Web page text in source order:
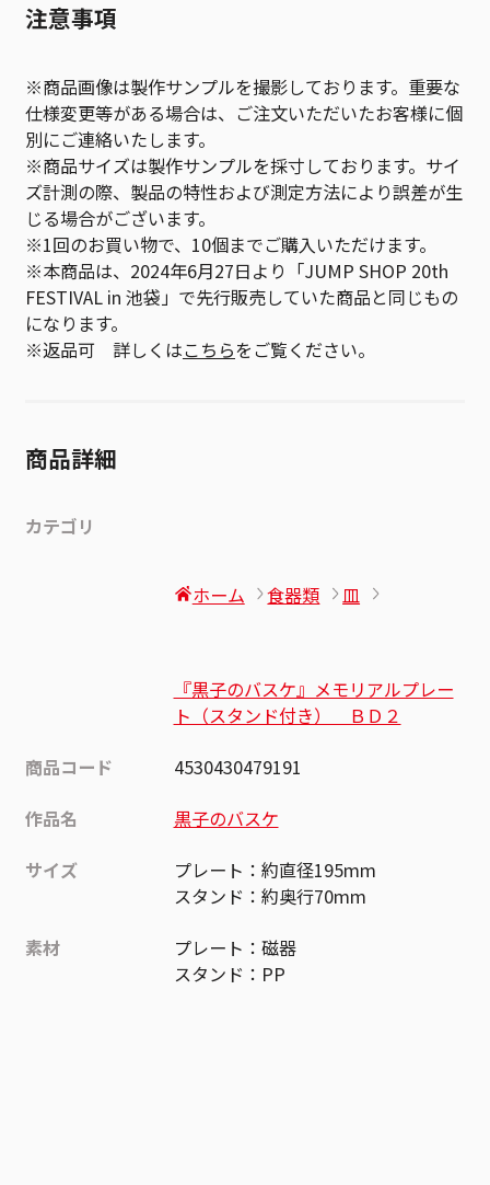
注意事項
※商品画像は製作サンプルを撮影しております。重要な
仕様変更等がある場合は、ご注文いただいたお客様に個
別にご連絡いたします。
※商品サイズは製作サンプルを採寸しております。サイ
ズ計測の際、製品の特性および測定方法により誤差が生
じる場合がございます。
※1回のお買い物で、10個までご購入いただけます。
※本商品は、2024年6月27日より「JUMP SHOP 20th
FESTIVAL in 池袋」で先行販売していた商品と同じもの
になります。
※返品可 詳しくはこちらをご覧ください。
商品詳細
カテゴリ
ホーム 食器類 皿
『黒子のバスケ』メモリアルプレー
ト（スタンド付き） ＢＤ２
商品コード
4530430479191
作品名
黒子のバスケ
サイズ
プレート：約直径195mm
スタンド：約奥行70mm
素材
プレート：磁器
スタンド：PP